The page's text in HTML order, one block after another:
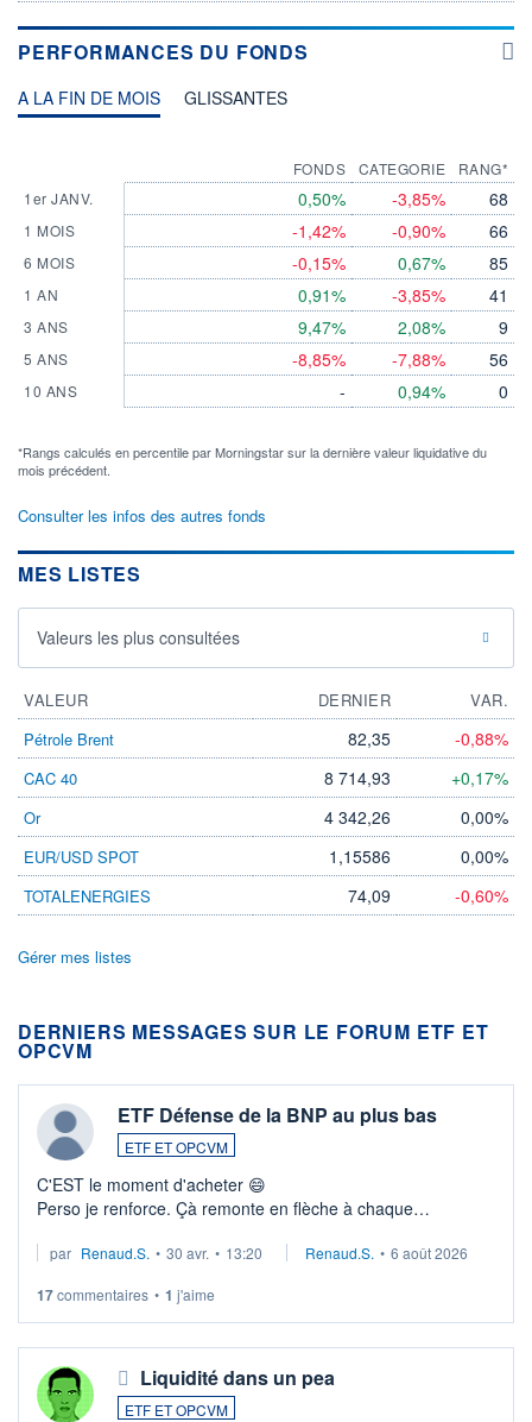
PERFORMANCES DU FONDS
A LA FIN DE MOIS GLISSANTES
1er JANV.
1 MOIS
6 MOIS
1 AN
3 ANS
5 ANS
10 ANS
FONDS
0,50%
-1,42%
-0,15%
0,91%
9,47%
-8,85%
-
CATEGORIE
-3,85%
-0,90%
0,67%
-3,85%
2,08%
-7,88%
0,94%
RANG*
68
66
85
41
9
56
0
*Rangs calculés en percentile par Morningstar sur la dernière valeur liquidative du
mois précédent.
Consulter les infos des autres fonds
MES LISTES
Valeurs les plus consultées
VALEUR DERNIER
VAR.
Pétrole Brent
82,35 -0,88%
CAC 40 8 714,93 +0,17%
Or 4 342,26 0,00%
EUR/USD SPOT 1,15586 0,00%
TOTALENERGIES 74,09 -0,60%
Gérer mes listes
DERNIERS MESSAGES SUR LE FORUM ETF ET
OPCVM
ETF Défense de la BNP au plus bas
ETF ET OPCVM
C'EST le moment d'acheter 😄​
Perso je renforce. Çà remonte en flèche à chaque
Investissement long terme tip top pour sa retraite.
par Renaud.S. • 30 avr. • 13:20 Renaud.S. • 6 août 2026
17commentaires • 1 j'aime
Liquidité dans un pea
ETF ET OPCVM